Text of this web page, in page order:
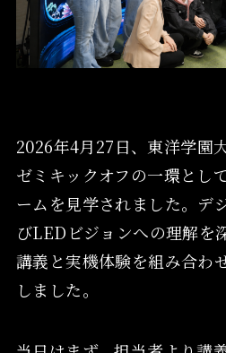
2026年4月27日、東洋学園
ゼミキックオフの一環とし
ームを見学されました。デ
びLEDビジョンへの理解を
講義と実機体験を組み合わ
しました。